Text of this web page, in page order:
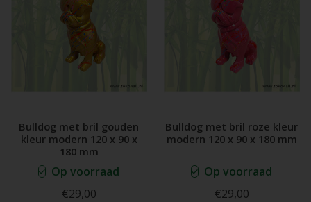
Bulldog met bril gouden
kleur modern 120 x 90 x
180 mm
Op voorraad
€29,00
Bulldog met bril roze kleur
modern 120 x 90 x 180 mm
Op voorraad
€29,00